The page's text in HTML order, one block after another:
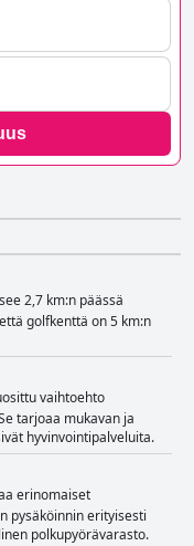
2,7 km:n päässä
golfkenttä on 5 km:n
vaihtoehto
tarjoaa mukavan ja
hyvinvointipalveluita.
erinomaiset
pysäköinnin erityisesti
polkupyörävarasto.